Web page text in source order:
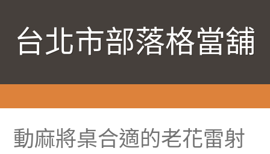
台北市部落格當舖
動麻將桌合適的老花雷射